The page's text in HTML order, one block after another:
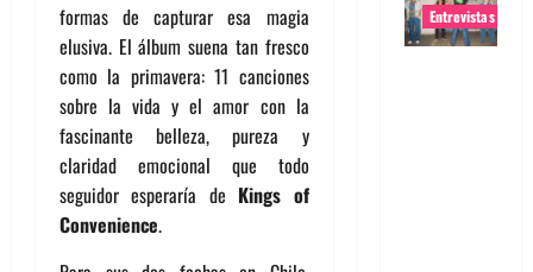
formas de capturar esa magia
elusiva. El álbum suena tan fresco
como la primavera: 11 canciones
sobre la vida y el amor con la
fascinante belleza, pureza y
claridad emocional que todo
seguidor esperaría de Kings of
Convenience.
Entrevistas